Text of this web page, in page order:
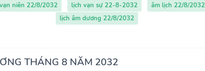
niên 22/8/2032 lịch vạn sự 22-8-2032 âm lịch 22/8/2032
lịch âm dương 22/8/2032
THÁNG 8 NĂM 2032